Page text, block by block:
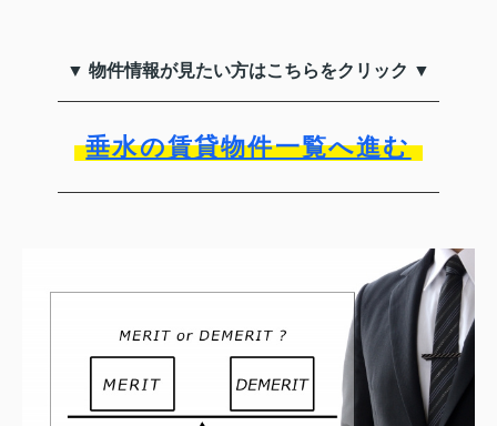
▼ 物件情報が見たい方はこちらをクリック ▼
垂水の賃貸物件一覧へ進む